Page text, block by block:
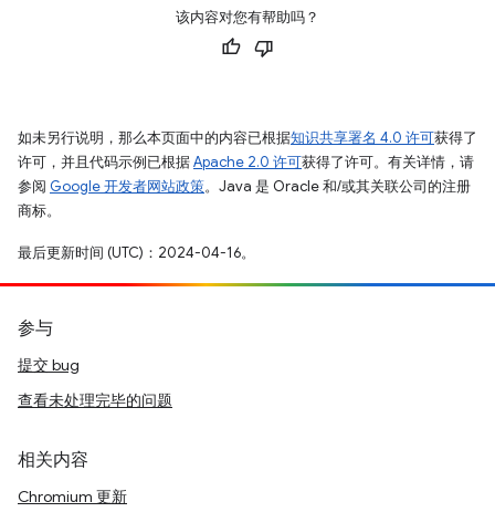
该内容对您有帮助吗？
如未另行说明，那么本页面中的内容已根据知识共享署名 4.0 许可获得了
许可，并且代码示例已根据Apache 2.0 许可获得了许可。有关详情，请
参阅 Google 开发者网站政策。Java 是 Oracle 和/或其关联公司的注册
商标。
最后更新时间 (UTC)：2024-04-16。
参与
提交 bug
查看未处理完毕的问题
相关内容
Chromium 更新